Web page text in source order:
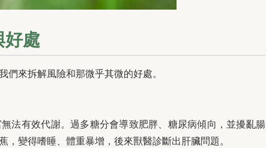
好處
來拆解風險和那微乎其微的好處。
法有效代謝。過多糖分會導致肥胖、糖尿病傾向，並擾亂腸
變得嗜睡、體重暴增，後來獸醫診斷出肝臟問題。